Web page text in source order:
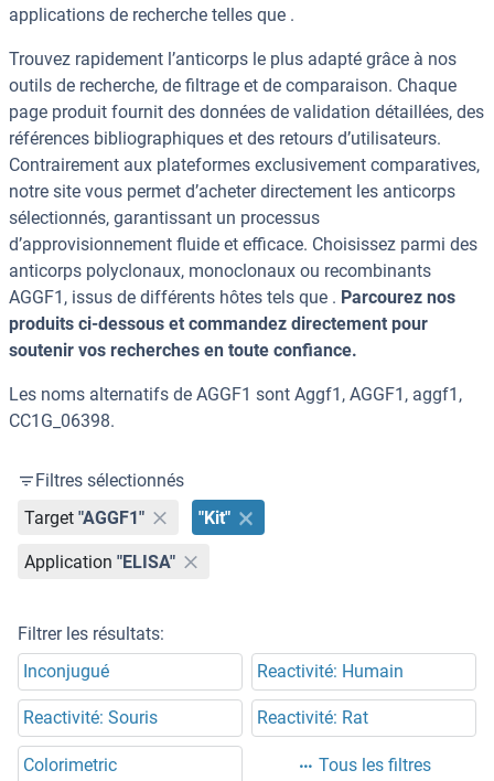
applications de recherche telles que .
Trouvez rapidement l’anticorps le plus adapté grâce à nos
outils de recherche, de filtrage et de comparaison. Chaque
page produit fournit des données de validation détaillées, des
références bibliographiques et des retours d’utilisateurs.
Contrairement aux plateformes exclusivement comparatives,
notre site vous permet d’acheter directement les anticorps
sélectionnés, garantissant un processus
d’approvisionnement fluide et efficace. Choisissez parmi des
anticorps polyclonaux, monoclonaux ou recombinants
AGGF1, issus de différents hôtes tels que . Parcourez nos
produits ci-dessous et commandez directement pour
soutenir vos recherches en toute confiance.
Les noms alternatifs de AGGF1 sont Aggf1, AGGF1, aggf1,
CC1G_06398.
Filtres sélectionnés
Target "AGGF1" "Kit"
Application "ELISA"
Filtrer les résultats:
Inconjugué
Reactivité: Humain
Reactivité: Souris Reactivité: Rat
Colorimetric Tous les filtres